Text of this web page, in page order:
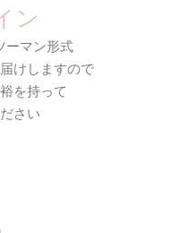
ン
ーマン形式
けしますので
を持って
さい